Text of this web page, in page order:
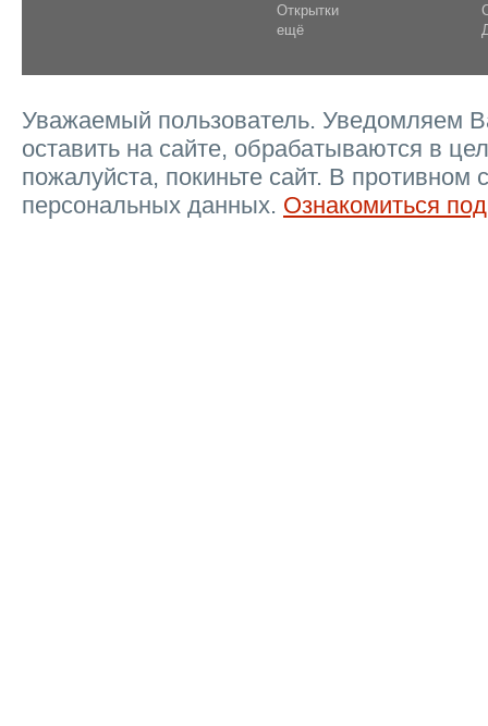
Открытки
ещё
Уважаемый пользователь. Уведомляем
оставить на сайте, обрабатываются в
пожалуйста, покиньте сайт. В противном
персональных данных. Ознакомиться